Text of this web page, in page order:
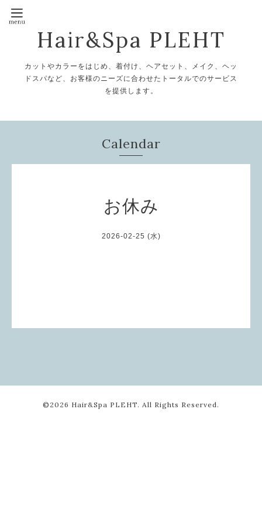
Hair&Spa PLEHT
カットやカラーをはじめ、着付け、ヘアセット、メイク、ヘッ
ドスパなど、お客様のニーズに合わせたトータルでのサービス
を提供します。
Calendar
お休み
2026-02-25 (水)
©2026 Hair&Spa PLEHT. All Rights Reserved.